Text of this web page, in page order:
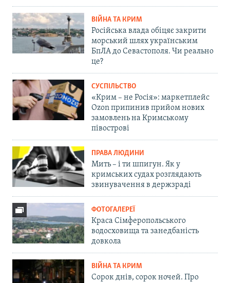
ВІЙНА ТА КРИМ
Російська влада обіцяє закрити
морський шлях українським
БпЛА до Севастополя. Чи реально
це?
СУСПІЛЬСТВО
«Крим – не Росія»: маркетплейс
Ozon припинив прийом нових
замовлень на Кримському
півострові
ПРАВА ЛЮДИНИ
Мить – і ти шпигун. Як у
кримських судах розглядають
звинувачення в держзраді
ФОТОГАЛЕРЕЇ
Краса Сімферопольського
водосховища та занедбаність
довкола
ВІЙНА ТА КРИМ
Сорок днів, сорок ночей. Про